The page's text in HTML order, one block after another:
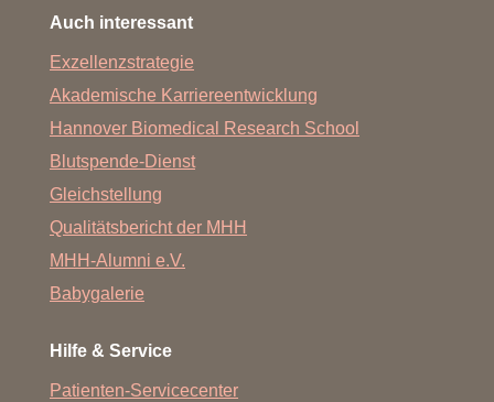
Auch interessant
Exzellenzstrategie
Akademische Karriereentwicklung
Hannover Biomedical Research School
Blutspende-Dienst
Gleichstellung
Qualitätsbericht der MHH
MHH-Alumni e.V.
Babygalerie
Hilfe & Service
Patienten-Servicecenter